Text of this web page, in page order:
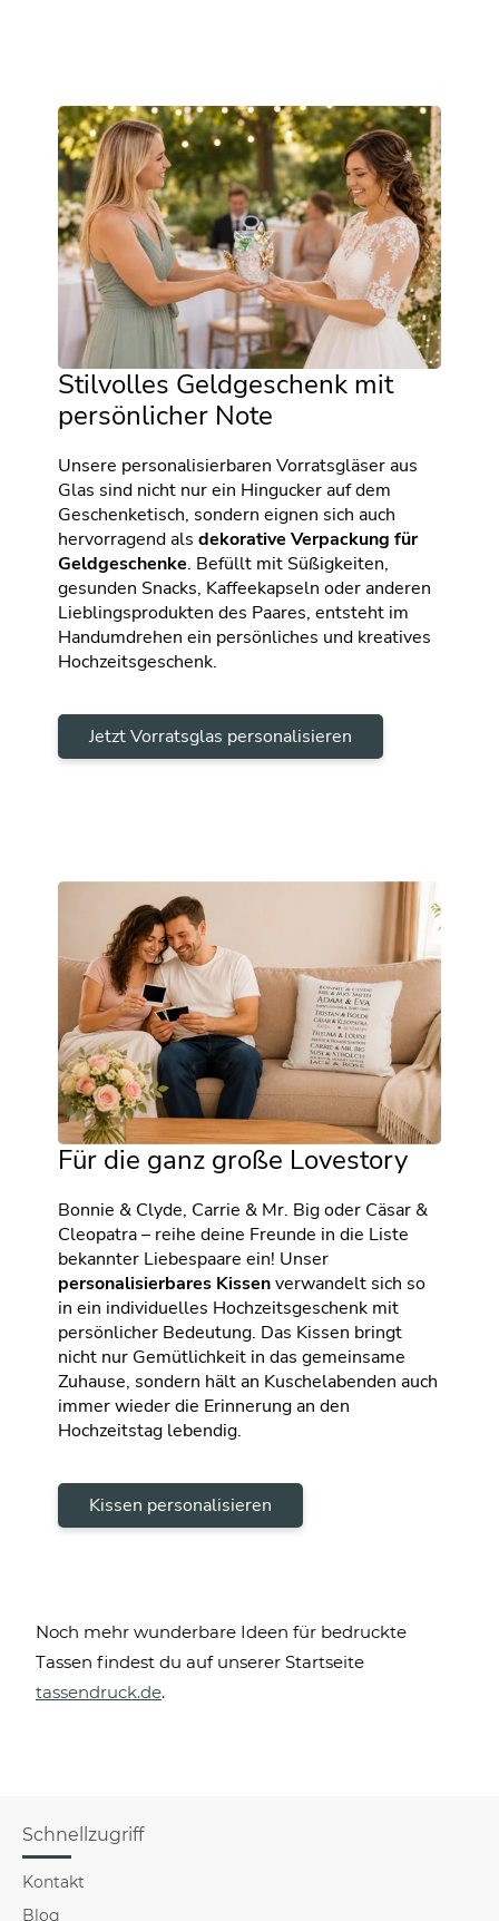
Stilvolles Geldgeschenk mit
persönlicher Note
Unsere personalisierbaren Vorratsgläser aus
Glas sind nicht nur ein Hingucker auf dem
Geschenketisch, sondern eignen sich auch
hervorragend als dekorative Verpackung für
Geldgeschenke. Befüllt mit Süßigkeiten,
gesunden Snacks, Kaffeekapseln oder anderen
Lieblingsprodukten des Paares, entsteht im
Handumdrehen ein persönliches und kreatives
Hochzeitsgeschenk.
Jetzt Vorratsglas personalisieren
Für die ganz große Lovestory
Bonnie & Clyde, Carrie & Mr. Big oder Cäsar &
Cleopatra – reihe deine Freunde in die Liste
bekannter Liebespaare ein! Unser
personalisierbares Kissenverwandelt sich so
in ein individuelles Hochzeitsgeschenk mit
persönlicher Bedeutung. Das Kissen bringt
nicht nur Gemütlichkeit in das gemeinsame
Zuhause, sondern hält an Kuschelabenden auch
immer wieder die Erinnerung an den
Hochzeitstag lebendig.
Kissen personalisieren
Noch mehr wunderbare Ideen für bedruckte
Tassen findest du auf unserer Startseite
tassendruck.de.
Schnellzugriff
Kontakt
Blog